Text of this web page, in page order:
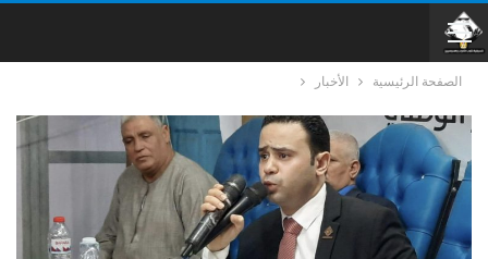
الصفحة الرئيسية الأخبار